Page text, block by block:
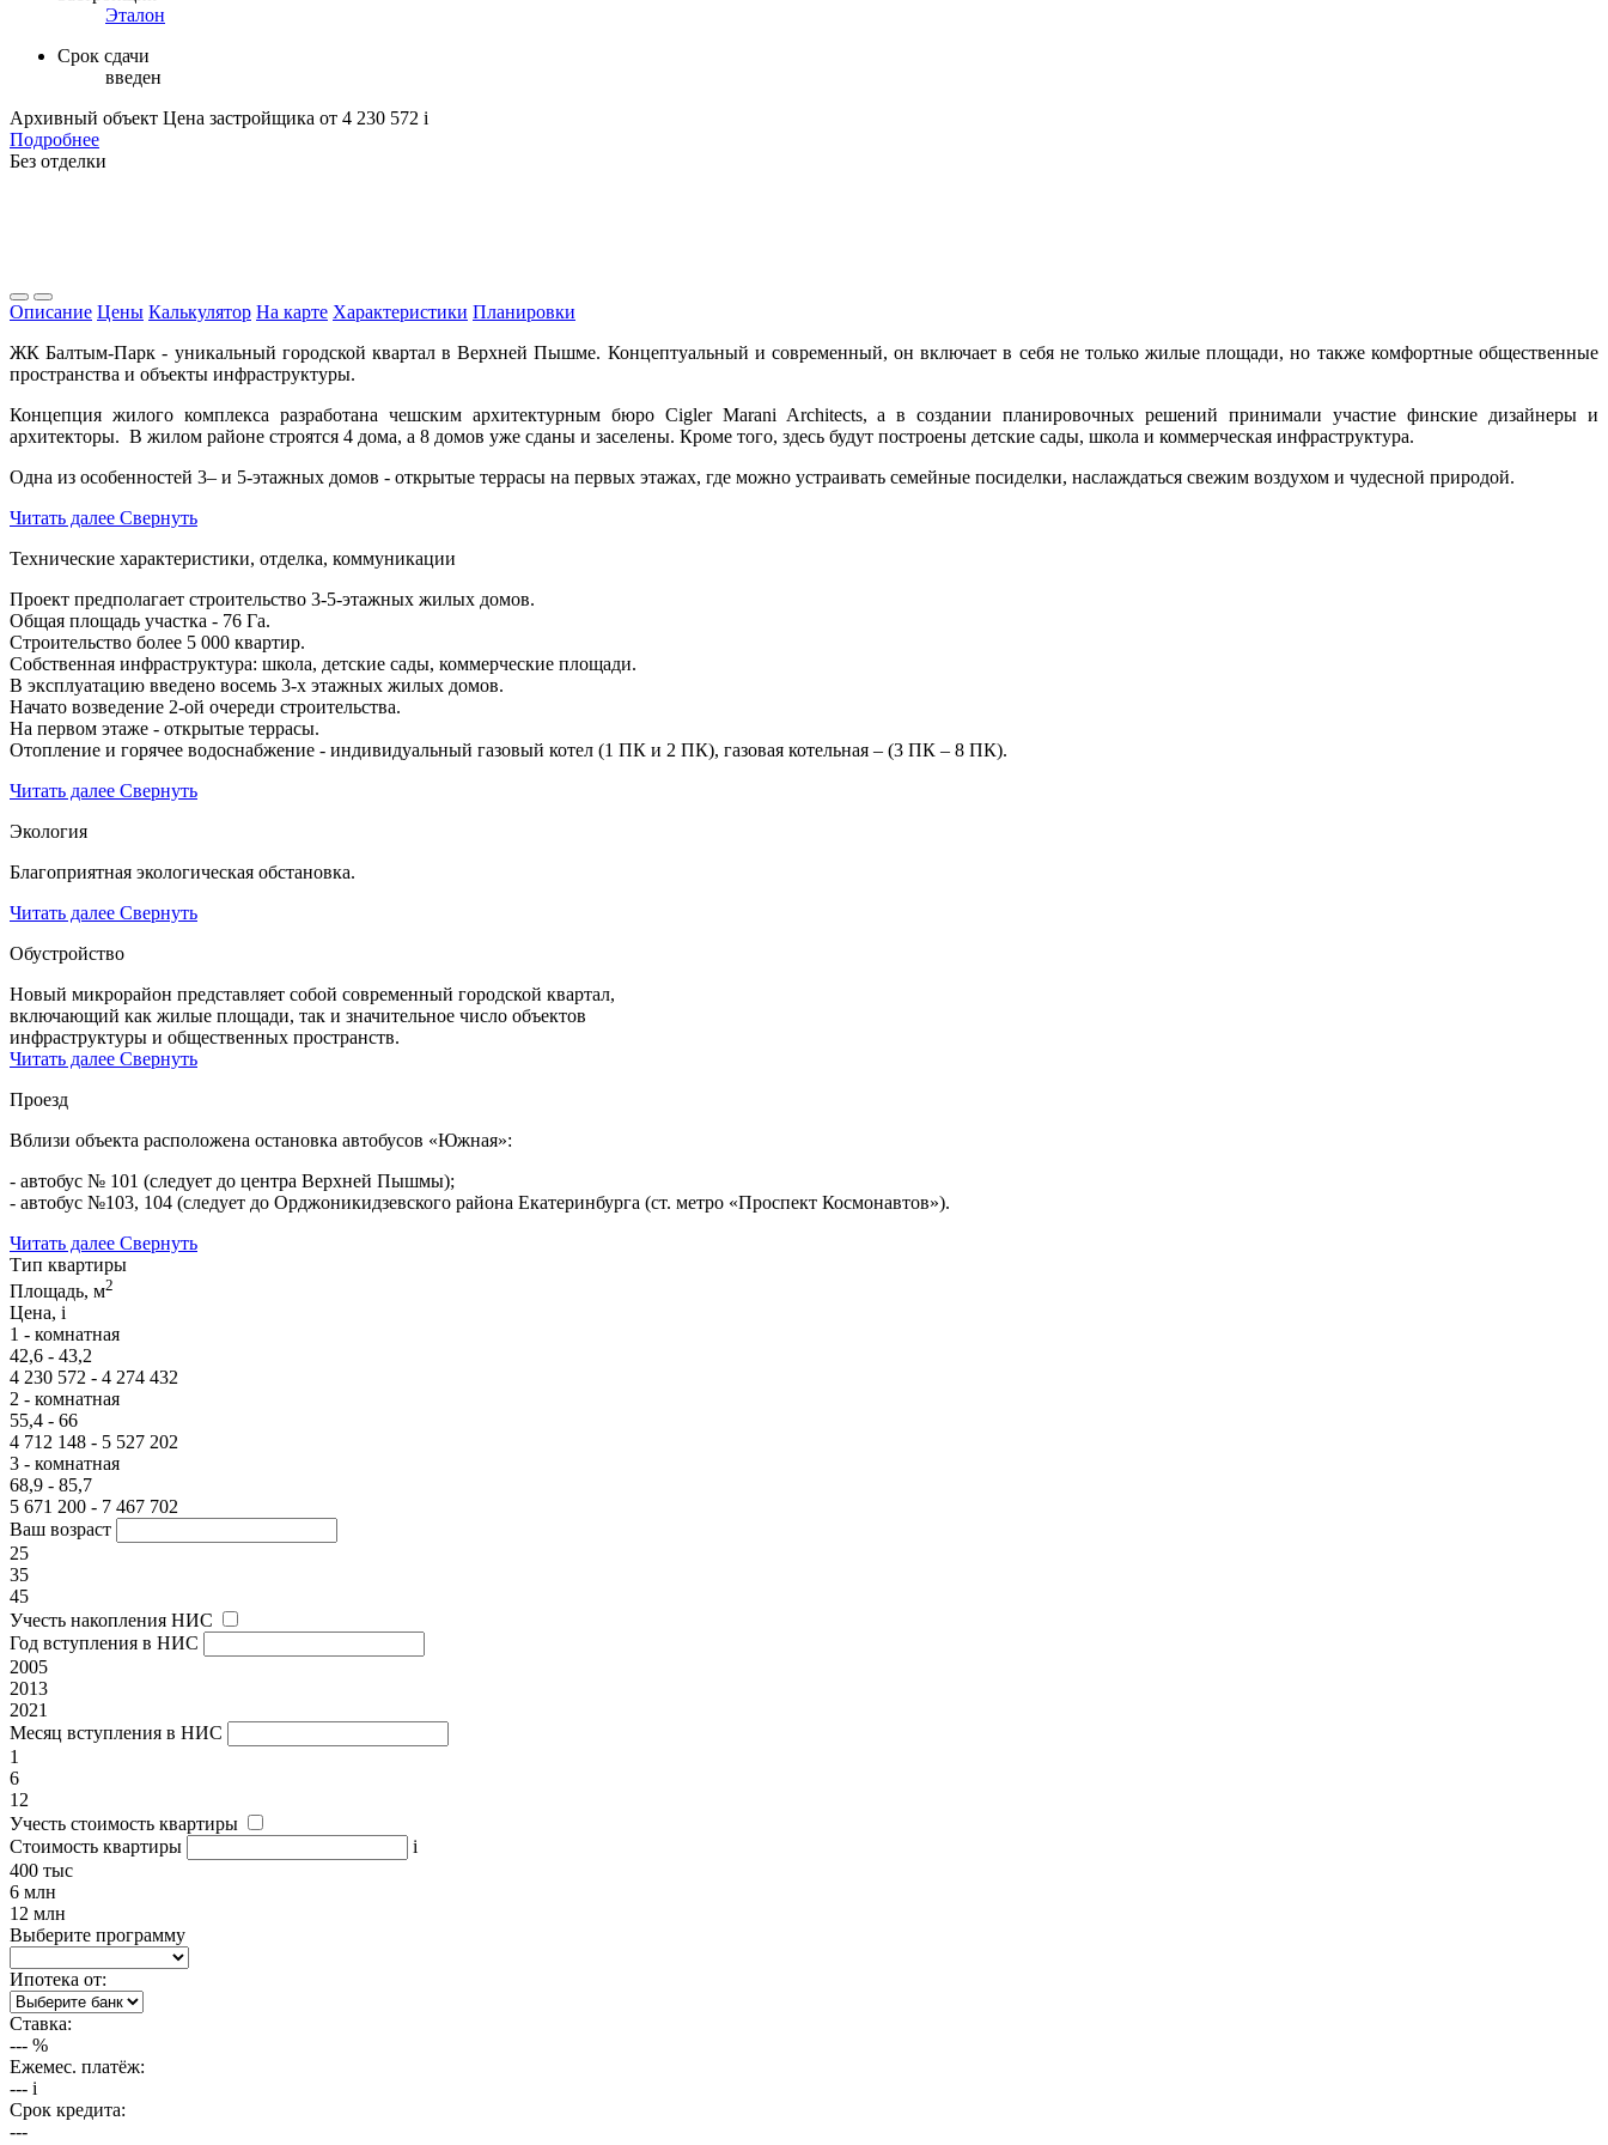
Эталон
Срок сдачи
введен
Архивный объект Цена застройщика от 4 230 572 i
Подробнее
Без отделки
Описание Цены Калькулятор На карте Характеристики Планировки
ЖК Балтым-Парк - уникальный городской квартал в Верхней Пышме. Концептуальный и современный, он включает в себя не только жилые площади, но также комфортные общественные
пространства и объекты инфраструктуры.
Концепция жилого комплекса разработана чешским архитектурным бюро Cigler Marani Architects, а в создании планировочных решений принимали участие финские дизайнеры и
архитекторы. В жилом районе строятся 4 дома, а 8 домов уже сданы и заселены. Кроме того, здесь будут построены детские сады, школа и коммерческая инфраструктура.
Одна из особенностей 3– и 5-этажных домов - открытые террасы на первых этажах, где можно устраивать семейные посиделки, наслаждаться свежим воздухом и чудесной природой.
Читать далее Свернуть
Технические характеристики, отделка, коммуникации
Проект предполагает строительство 3-5-этажных жилых домов.
Общая площадь участка - 76 Га.
Строительство более 5 000 квартир.
Собственная инфраструктура: школа, детские сады, коммерческие площади.
В эксплуатацию введено восемь 3-х этажных жилых домов.
Начато возведение 2-ой очереди строительства.
На первом этаже - открытые террасы.
Отопление и горячее водоснабжение - индивидуальный газовый котел (1 ПК и 2 ПК), газовая котельная – (3 ПК – 8 ПК).
Читать далее Свернуть
Экология
Благоприятная экологическая обстановка.
Читать далее Свернуть
Обустройство
Новый микрорайон представляет собой современный городской квартал,
включающий как жилые площади, так и значительное число объектов
инфраструктуры и общественных пространств.
Читать далее Свернуть
Проезд
Вблизи объекта расположена остановка автобусов «Южная»:
- автобус № 101 (следует до центра Верхней Пышмы);
- автобус №103, 104 (следует до Орджоникидзевского района Екатеринбурга (ст. метро «Проспект Космонавтов»).
Читать далее Свернуть
Тип квартиры
Площадь, м2
Цена, i
1 - комнатная
42,6 - 43,2
4 230 572 - 4 274 432
2 - комнатная
55,4 - 66
4 712 148 - 5 527 202
3 - комнатная
68,9 - 85,7
5 671 200 - 7 467 702
Ваш возраст
25
35
45
Учесть накопления НИС
Год вступления в НИС
2005
2013
2021
Месяц вступления в НИС
1
6
12
Учесть стоимость квартиры
Стоимость квартиры
i
400 тыс
6 млн
12 млн
Выберите программу
Ипотека от:
Ставка:
--- %
Ежемес. платёж:
--- i
Срок кредита:
---